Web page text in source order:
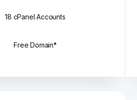
18 cPanel Accounts
Free Domain*